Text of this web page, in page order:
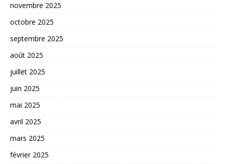
novembre 2025
octobre 2025
septembre 2025
août 2025
juillet 2025
juin 2025
mai 2025
avril 2025
mars 2025
février 2025